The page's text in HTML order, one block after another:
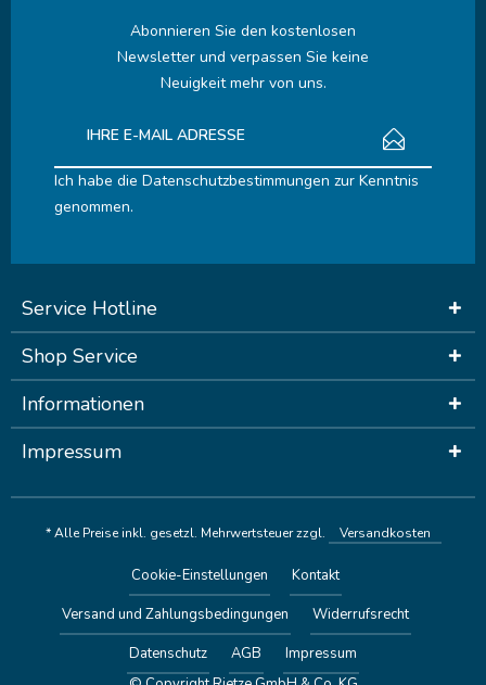
Abonnieren Sie den kostenlosen
Newsletter und verpassen Sie keine
Neuigkeit mehr von uns.
Ich habe die Datenschutzbestimmungen zur Kenntnis
genommen.
Service Hotline
Shop Service
Informationen
Impressum
* Alle Preise inkl. gesetzl. Mehrwertsteuer zzgl. Versandkosten
Cookie-Einstellungen
Kontakt
Versand und Zahlungsbedingungen
Widerrufsrecht
Datenschutz
AGB
Impressum